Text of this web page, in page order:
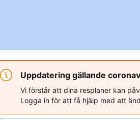
Uppdatering gällande
Vi förstår att dina resplaner kan
Logga in för att få hjälp med att